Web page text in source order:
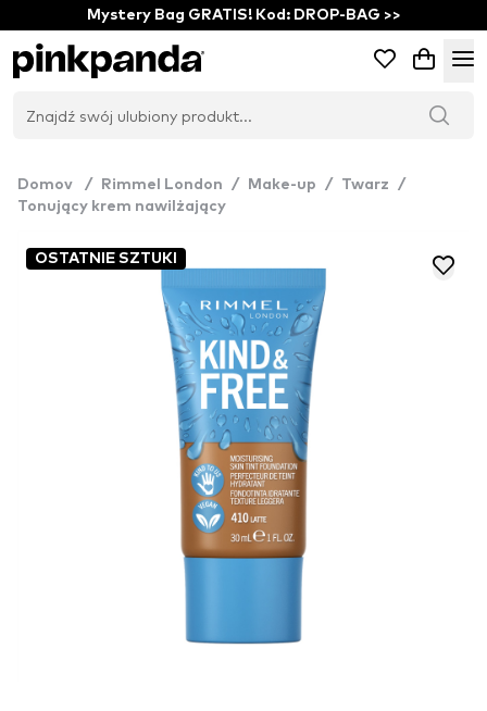
Mystery Bag GRATIS! Kod: DROP-BAG >>
Domov / Rimmel London / Make-up / Twarz
/
Tonujący krem nawilżający
OSTATNIE SZTUKI